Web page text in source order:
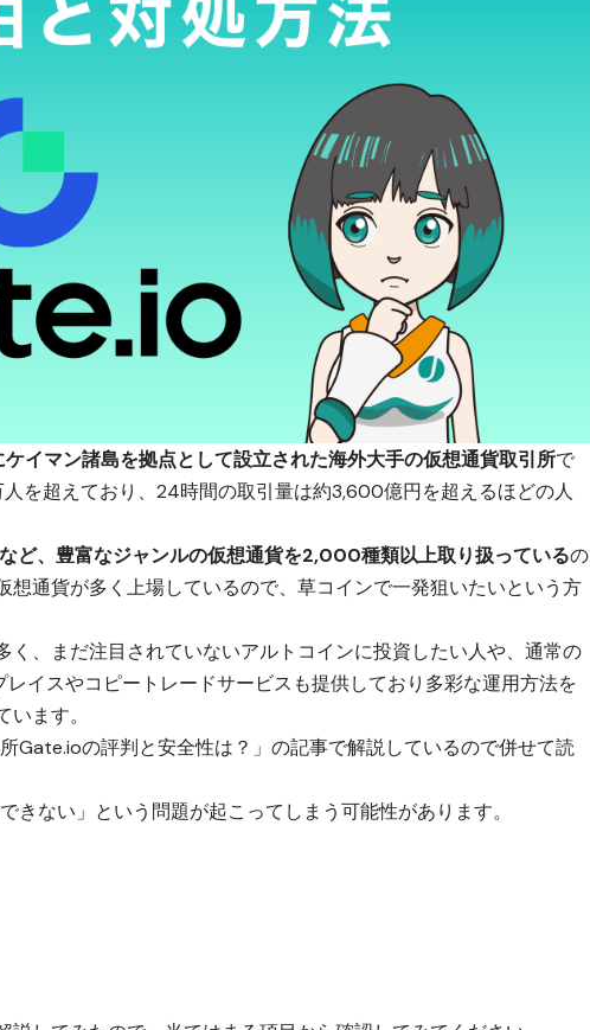
イマン諸島を拠点として設立された海外大手の仮想通貨取引所で
を超えており、24時間の取引量は約3,600億円を超えるほどの人
ど、豊富なジャンルの仮想通貨を2,000種類以上取り扱っているの
想通貨が多く上場しているので、草コインで一発狙いたいという方
く、まだ注目されていないアルトコインに投資したい人や、通常の
レイスやコピートレードサービスも提供しており多彩な運用方法を
ます。
所Gate.ioの評判と安全性は？」の記事で解説しているので併せて読
きない」という問題が起こってしまう可能性があります。